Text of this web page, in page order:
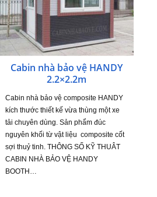
Cabin nhà bảo vệ HANDY
2.2×2.2m
Cabin nhà bảo vệ composite HANDY
kích thước thiết kế vừa thùng một xe
tải chuyên dùng. Sản phẩm đúc
nguyên khối từ vật liệu composite cốt
sợi thuỷ tinh. THÔNG SỐ KỸ THUÂT
CABIN NHÀ BẢO VỆ HANDY
BOOTH…